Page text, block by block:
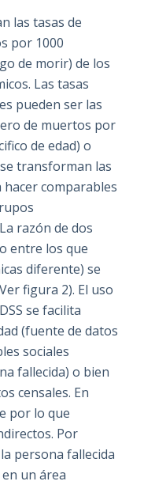
las tasas de
por 1000
de morir) de los
Las tasas
pueden ser las
de muertos por
de edad) o
transforman las
comparables
razón de dos
entre los que
diferente) se
figura 2). El uso
se facilita
(fuente de datos
sociales
fallecida) o bien
censales. En
por lo que
Por
persona fallecida
un área